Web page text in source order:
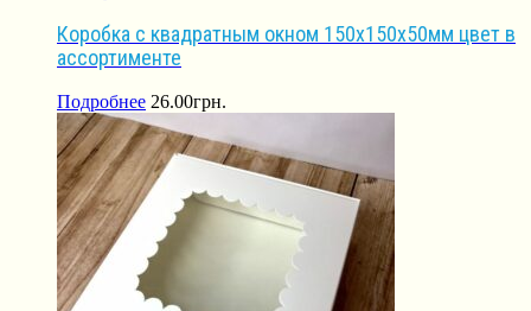
Коробка с квадратным окном 150х150х50мм цвет в
ассортименте
Подробнее 26.00грн.